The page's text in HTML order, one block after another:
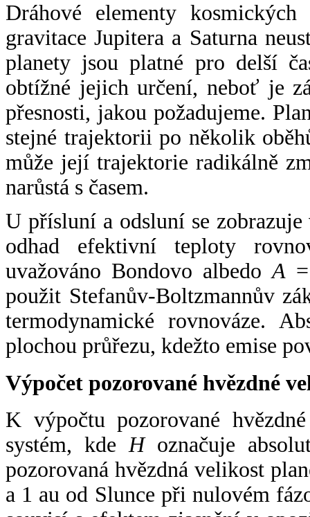
Dráhové elementy
gravitace Jupitera a Saturna
planety jsou platné pro delší
obtížné jejich určení, neboť je
přesnosti, jakou požadujeme.
stejné trajektorii po několik
může její trajektorie radikálně
narůstá s časem.
U přísluní a odsluní se
odhad efektivní teploty
uvažováno Bondovo albedoA
použit Stefanův-Boltzmannův
termodynamické rovnováze.
plochou průřezu, kdežto emise
Výpočet pozorované hvězdné
K výpočtu pozorované
systém, kde Hoznačuje
pozorovaná hvězdná velikost
a 1 au od Slunce při nulovém